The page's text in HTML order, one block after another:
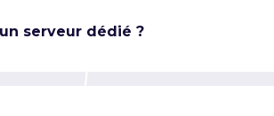
serveur dédié ?